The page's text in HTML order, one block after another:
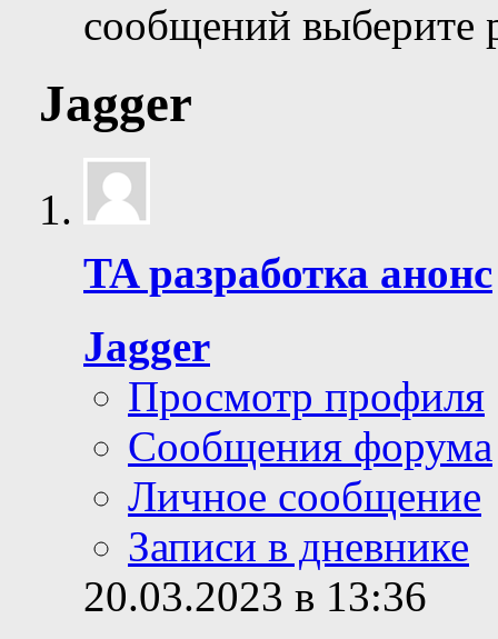
сообщений выберите
Jagger
TA разработка анонс
Jagger
Просмотр профиля
Сообщения форума
Личное сообщение
Записи в дневнике
20.03.2023 в 13:36